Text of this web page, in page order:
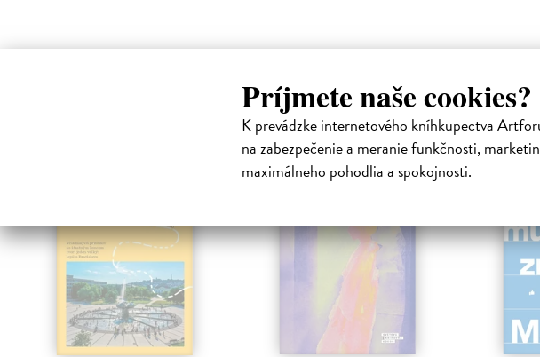
Príjmete naše cookies?
K prevádzke internetového kníhkupectva
na zabezpečenie a meranie funkčnosti,
maximálneho pohodlia a spokojnosti.
Čitatelia s
na sklade
na sklade
novinka